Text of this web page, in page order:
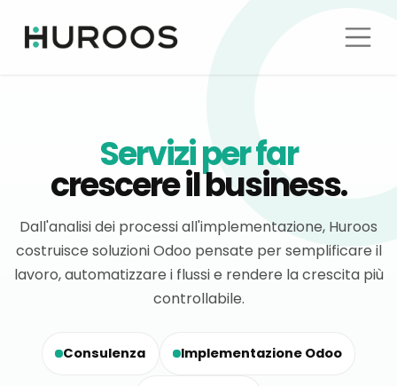
Servizi per far
crescere il business.
Dall'analisi dei processi all'implementazione, Huroos
costruisce soluzioni Odoo pensate per semplificare il
lavoro, automatizzare i flussi e rendere la crescita più
controllabile.
Consulenza Implementazione Odoo